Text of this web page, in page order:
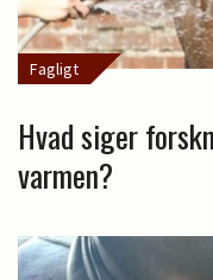
Fagligt
Hvad siger
varmen?